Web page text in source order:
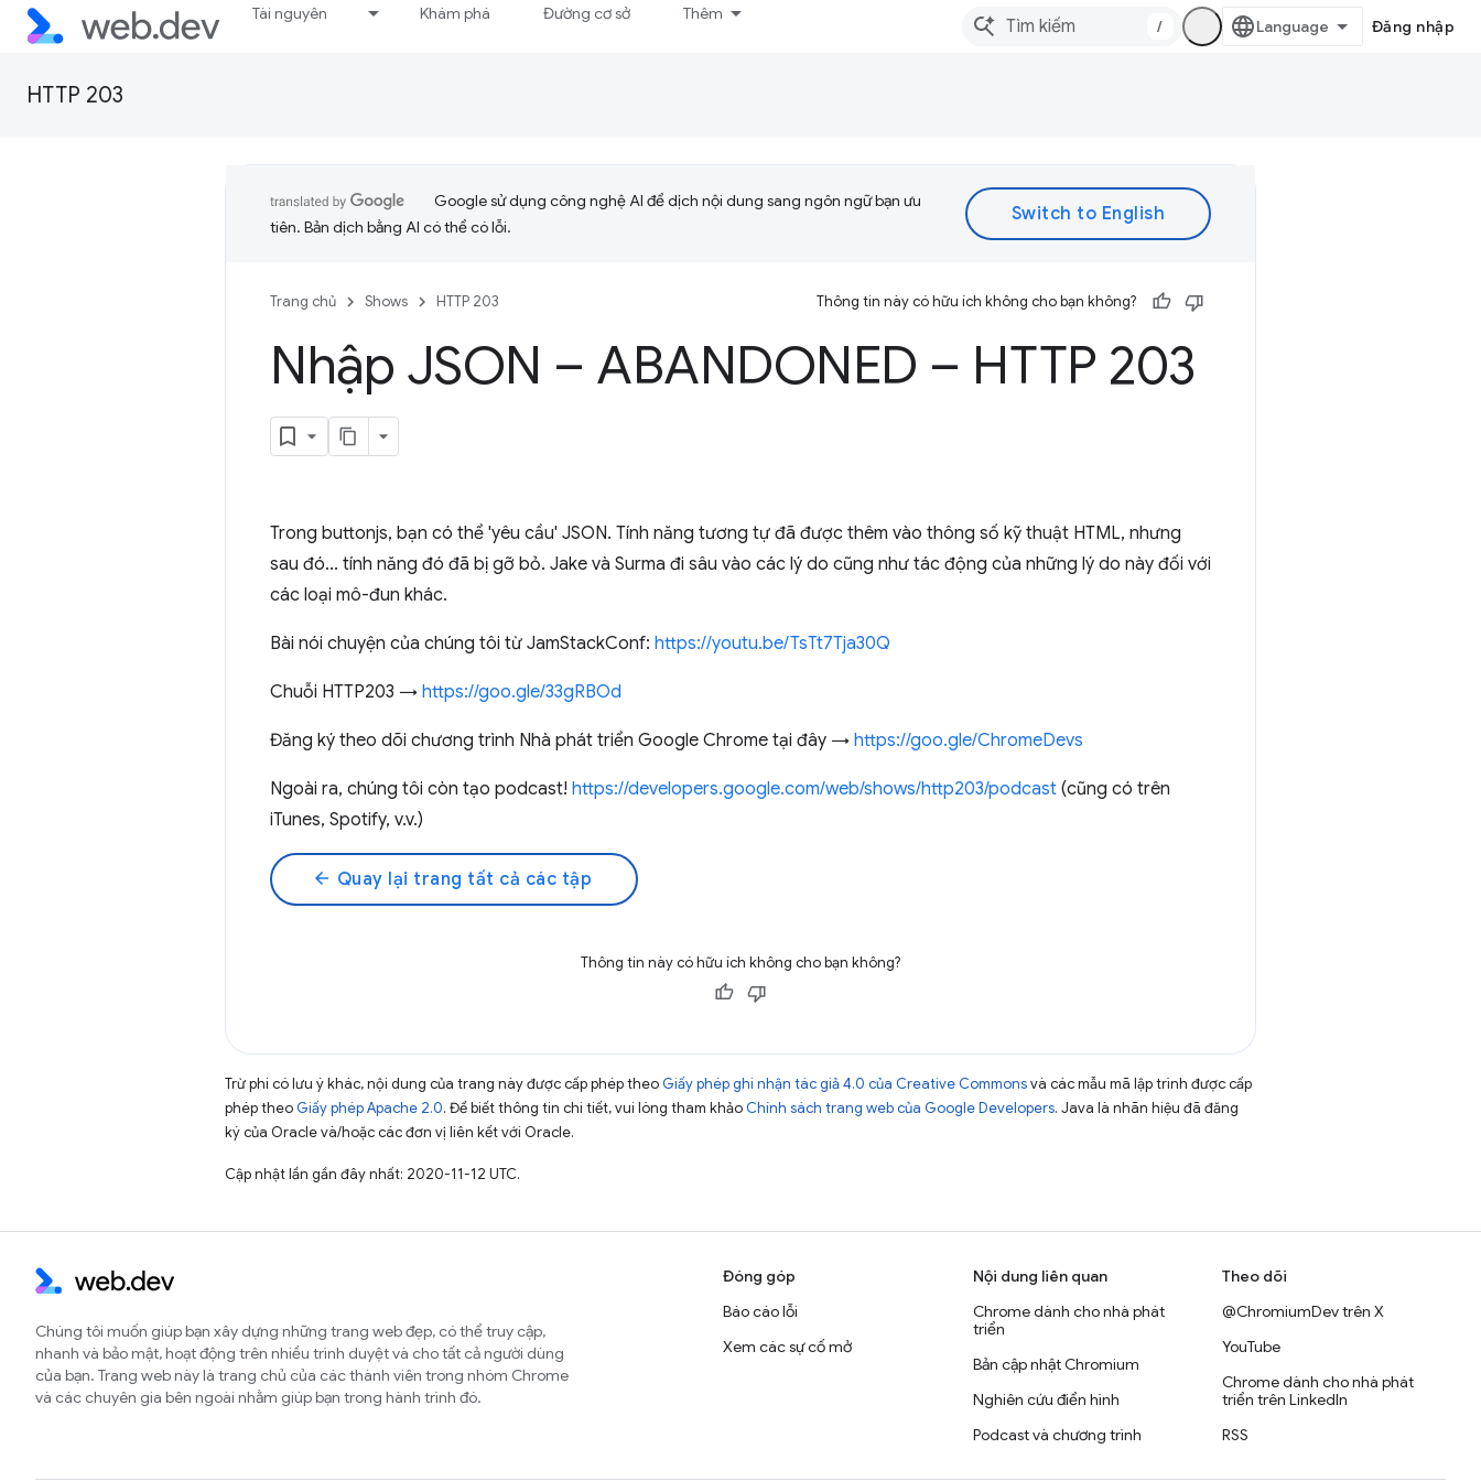
Tài nguyên Khám phá Đường cơ sở Thêm
/ Đăng nhập
HTTP 203
Google sử dụng công nghệ AI để dịch nội dung sang ngôn ngữ bạn ưu
tiên. Bản dịch bằng AI có thể có lỗi.
Trang chủ Shows HTTP 203 Thông tin này có hữu ích không cho bạn không?
Nhập JSON – ABANDONED – HTTP 203
Trong buttonjs, bạn có thể 'yêu cầu' JSON. Tính năng tương tự đã được thêm vào thông số kỹ thuật HTML, nhưng
sau đó... tính năng đó đã bị gỡ bỏ. Jake và Surma đi sâu vào các lý do cũng như tác động của những lý do này đối với
các loại mô-đun khác.
Bài nói chuyện của chúng tôi từ JamStackConf: https://youtu.be/TsTt7Tja30Q
Chuỗi HTTP203 → https://goo.gle/33gRBOd
Đăng ký theo dõi chương trình Nhà phát triển Google Chrome tại đây → https://goo.gle/ChromeDevs
Ngoài ra, chúng tôi còn tạo podcast! https://developers.google.com/web/shows/http203/podcast (cũng có trên
iTunes, Spotify, v.v.)
arrow_back Quay lại trang tất cả các tập
Thông tin này có hữu ích không cho bạn không?
Trừ phi có lưu ý khác, nội dung của trang này được cấp phép theo Giấy phép ghi nhận tác giả 4.0 của Creative Commonsvà các mẫu mã lập trình được cấp
phép theo Giấy phép Apache 2.0. Để biết thông tin chi tiết, vui lòng tham khảo Chính sách trang web của Google Developers. Java là nhãn hiệu đã đăng
ký của Oracle và/hoặc các đơn vị liên kết với Oracle.
Cập nhật lần gần đây nhất: 2020-11-12 UTC.
Chúng tôi muốn giúp bạn xây dựng những trang web đẹp, có thể truy cập,
nhanh và bảo mật, hoạt động trên nhiều trình duyệt và cho tất cả người dùng
của bạn. Trang web này là trang chủ của các thành viên trong nhóm Chrome
và các chuyên gia bên ngoài nhằm giúp bạn trong hành trình đó.
Đóng góp
Báo cáo lỗi
Xem các sự cố mở
Nội dung liên quan
Chrome dành cho nhà phát
triển
Bản cập nhật Chromium
Nghiên cứu điển hình
Podcast và chương trình
Theo dõi
@ChromiumDev trên X
YouTube
Chrome dành cho nhà phát
triển trên LinkedIn
RSS